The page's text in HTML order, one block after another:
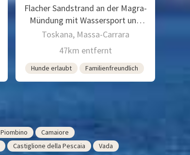
Flacher Sandstrand an der Magra-
Mündung mit Wassersport und
Strandbädern
Toskana, Massa-Carrara
47km entfernt
Hunde erlaubt Familienfreundlich
Piombino
Camaiore
Castiglione della Pescaia
Vada